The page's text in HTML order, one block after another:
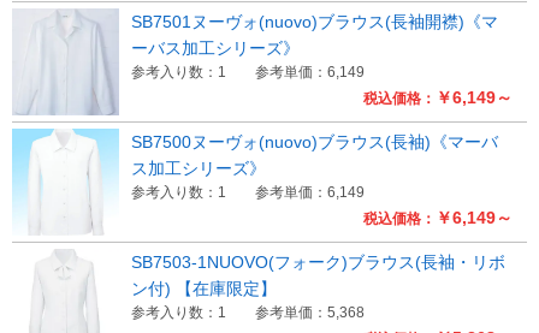
税込価格： ￥6,149～
SB7501ヌーヴォ(nuovo)ブラウス(長袖開襟)《マ
ーバス加工シリーズ》
参考入り数：1 参考単価：6,149
税込価格： ￥6,149～
SB7500ヌーヴォ(nuovo)ブラウス(長袖)《マーバ
ス加工シリーズ》
参考入り数：1 参考単価：6,149
SB7503-1NUOVO(フォーク)ブラウス(長袖・リボ
ン付) 【在庫限定】
参考入り数：1 参考単価：5,368